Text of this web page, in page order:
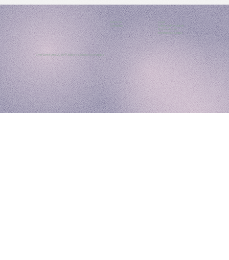
Viver Sem Fumo 2026 ©Todos os direitos reservados
Sobre nós
Contactos
Legal:
Política de Privacidade
Termos de Uso
Informações Legais